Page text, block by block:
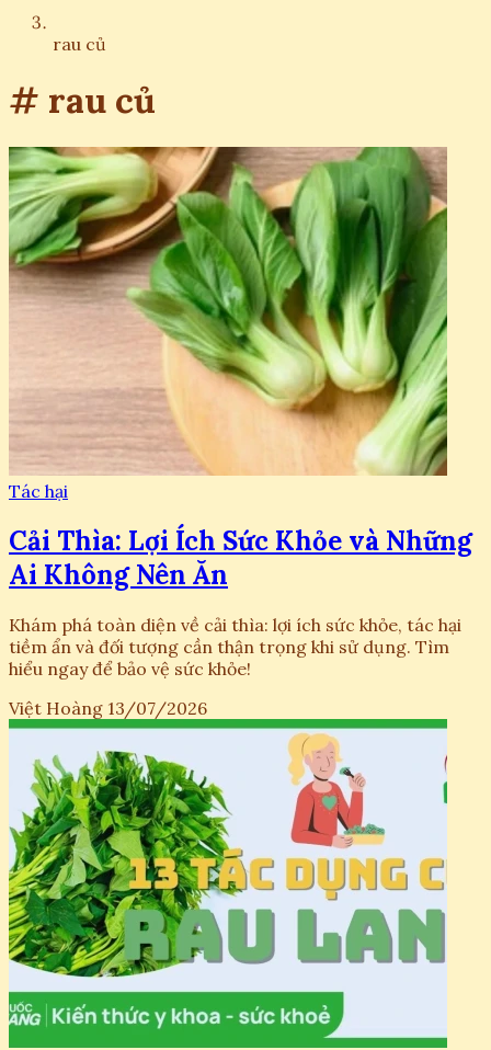
rau củ
# rau củ
Tác hại
Cải Thìa: Lợi Ích Sức Khỏe và Những
Ai Không Nên Ăn
Khám phá toàn diện về cải thìa: lợi ích sức khỏe, tác hại
tiềm ẩn và đối tượng cần thận trọng khi sử dụng. Tìm
hiểu ngay để bảo vệ sức khỏe!
Việt Hoàng 13/07/2026